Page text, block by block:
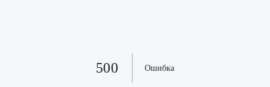
500 Ошибка